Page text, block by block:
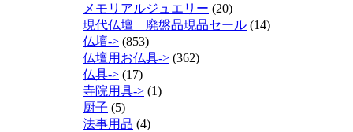
メモリアルジュエリー (20)
現代仏壇 廃盤品現品セール (14)
仏壇-> (853)
仏壇用お仏具-> (362)
仏具-> (17)
寺院用具-> (1)
厨子 (5)
法事用品 (4)